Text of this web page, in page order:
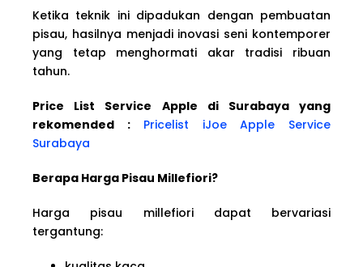
Ketika teknik ini dipadukan dengan pembuatan
pisau, hasilnya menjadi inovasi seni kontemporer
yang tetap menghormati akar tradisi ribuan
tahun.
Price List Service Apple di Surabaya yang
rekomended :
Pricelist iJoe Apple Service
Surabaya
Berapa Harga Pisau Millefiori?
Harga pisau millefiori dapat bervariasi
tergantung: